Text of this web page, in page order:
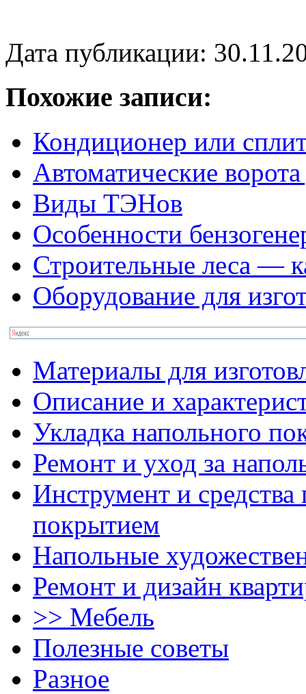
Дата публикации:
Похожие записи:
Кондиционер или
Автоматические
Виды ТЭНов
Особенности
Строительные леса —
Оборудование для
Материалы для
Описание и
Укладка напольного
Ремонт и уход за
Инструмент и
покрытием
Напольные
Ремонт и дизайн
>> Мебель
Полезные советы
Разное